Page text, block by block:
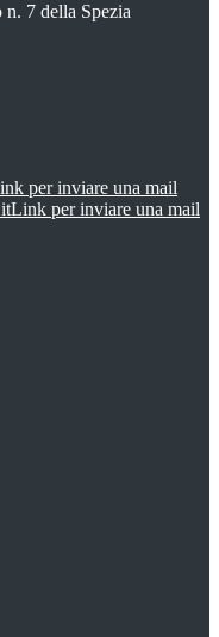
7 della Spezia
per inviare una mail
Link per inviare una mail